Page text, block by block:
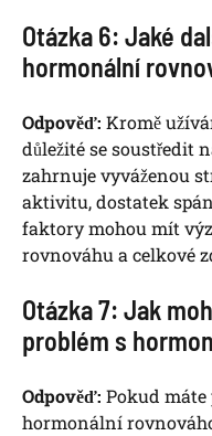
Otázka 6: Jaké
hormonální
Odpověď: Kromě
důležité se soustředit
zahrnuje vyváženou
aktivitu, dostatek
faktory mohou mít
rovnováhu a celkové
Otázka 7: Jak
problém s
Odpověď: Pokud máte
hormonální